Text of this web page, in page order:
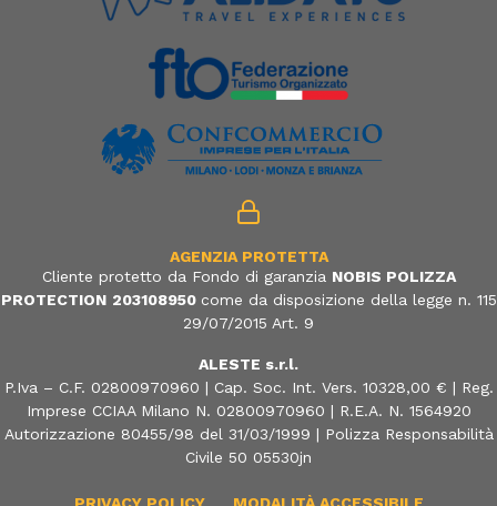
AGENZIA PROTETTA
Cliente protetto da Fondo di garanzia NOBIS POLIZZA
PROTECTION 203108950 come da disposizione della legge n. 115
29/07/2015 Art. 9
ALESTE s.r.l.
P.Iva – C.F. 02800970960 | Cap. Soc. Int. Vers. 10328,00 € | Reg.
Imprese CCIAA Milano N. 02800970960 | R.E.A. N. 1564920
Autorizzazione 80455/98 del 31/03/1999 | Polizza Responsabilità
Civile 50 05530jn